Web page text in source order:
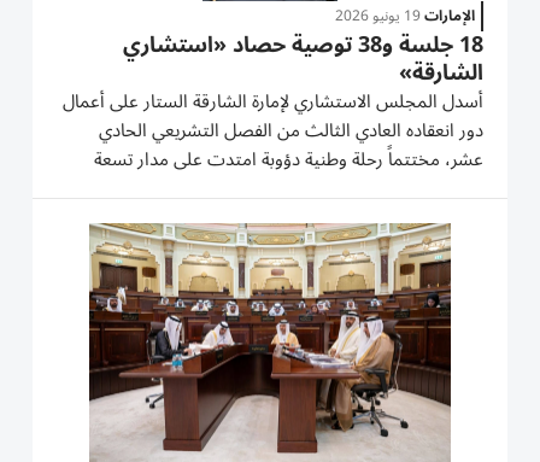
الإمارات19 يونيو 2026
18 جلسة و38 توصية حصاد «استشاري
الشارقة»
أسدل المجلس الاستشاري لإمارة الشارقة الستار على أعمال
دور انعقاده العادي الثالث من الفصل التشريعي الحادي
عشر، مختتماً رحلة وطنية دؤوبة امتدت على مدار تسعة
شهور كاملة من البذل والعطاء التشريعي والرقابي. واتصفت
القبة البرلمانية للمجلس خلال هذه الفترة بالمنبر الوطني
الرائد...